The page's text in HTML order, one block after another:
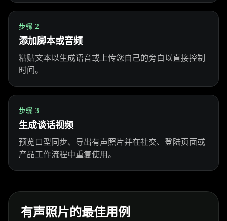
Beauty 01 Beauty 02 Beauty 03
Beauty 04
Beauty 07
Beauty 10 TV Anchor 01 TV Anchor 02
TV Anchor 03
TV Anchor 06 TV Anchor 07 TV Anchor 08
步骤 2
添加脚本或音频
粘贴文本以生成语音或上传您自己的旁白以直接控制
时间。
步骤 3
生成谈话视频
预览口型同步、导出有声照片并在社交、登陆页面或
产品工作流程中重复使用。
有声照片的最佳用例